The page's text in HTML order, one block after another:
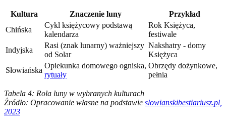
Kultura Znaczenie luny
Przykład
Chińska
Cykl księżycowy podstawą
kalendarza
Rok Księżyca,
festiwale
Indyjska
Rasi (znak lunarny) ważniejszy
od Solar
Nakshatry - domy
Księżyca
Słowiańska
Opiekunka domowego ogniska,
rytuały
Obrzędy dożynkowe,
pełnia
Tabela 4: Rola luny w wybranych kulturach
Źródło: Opracowanie własne na podstawie slowianskibestiariusz.pl,
2023